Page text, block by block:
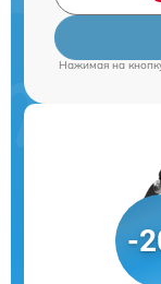
Нажимая на
-